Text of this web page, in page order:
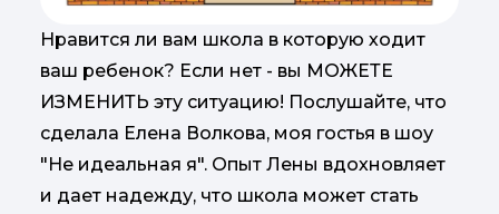
Нравится ли вам школа в которую ходит
ваш ребенок? Если нет - вы МОЖЕТЕ
ИЗМЕНИТЬ эту ситуацию! Послушайте, что
сделала Елена Волкова, моя гостья в шоу
"Не идеальная я". Опыт Лены вдохновляет
и дает надежду, что школа может стать